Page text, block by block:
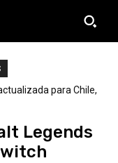
para Chile,
Legends